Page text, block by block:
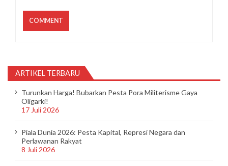
ARTIKEL TERBARU
Turunkan Harga! Bubarkan Pesta Pora Militerisme Gaya
Oligarki!
17 Juli 2026
Piala Dunia 2026: Pesta Kapital, Represi Negara dan
Perlawanan Rakyat
8 Juli 2026